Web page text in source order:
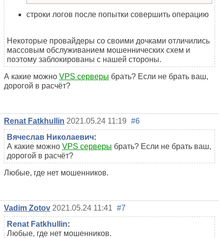
строки логов после попытки совершить операцию
Некоторые провайдеры со своими дочками отличились
массовым обслуживанием мошеннических схем и
поэтому заблокированы с нашей стороны.
А какие можно VPS серверы брать? Если не брать ваш,
дорогой в расчёт?
Renat Fatkhullin 2021.05.24 11:19 #6
Вячеслав Николаевич:
А какие можно VPS серверы брать? Если не брать ваш,
дорогой в расчёт?
Любые, где нет мошенников.
Vadim Zotov 2021.05.24 11:41 #7
Renat Fatkhullin:
Любые, где нет мошенников.